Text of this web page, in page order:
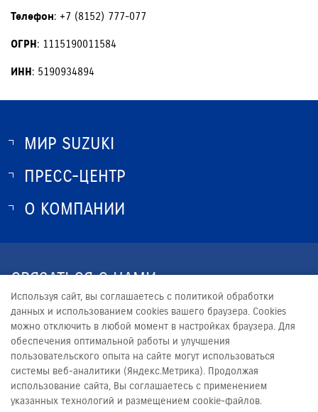
ЗАКАЗАТЬ ЗВОНОК
Телефон: +7 (8152) 777-077
ОГРН: 1115190011584
ИНН: 5190934894
МИР SUZUKI
О SUZUKI
ПРЕСС-ЦЕНТР
НОВОСТИ
О КОМПАНИИ
СВЯЗАТЬСЯ С НАМИ
+7 (8152) 777-077
ADMINISTRATOR@SUZUKI51.RU
© 2026
Используя сайт, вы соглашаетесь с политикой обработки
данных и использованием cookies вашего браузера. Cookies
можно отключить в любой момент в настройках браузера. Для
обеспечения оптимальной работы и улучшения
пользовательского опыта на сайте могут использоваться
системы веб-аналитики (Яндекс.Метрика). Продолжая
использование сайта, Вы соглашаетесь с применением
указанных технологий и размещением cookie-файлов.